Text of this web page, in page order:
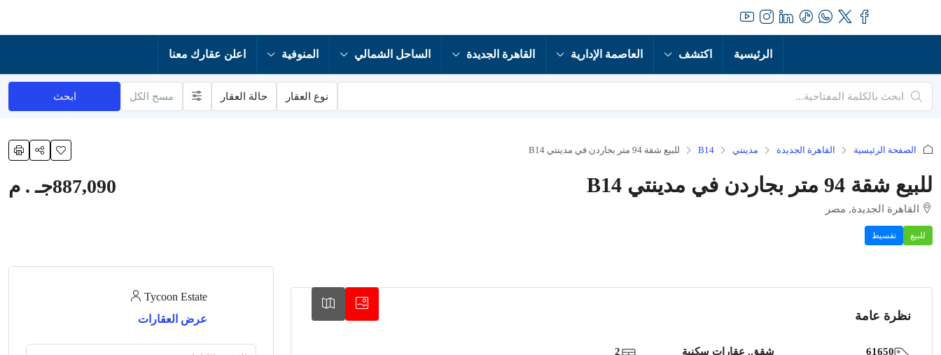
الرئيسية اكتشف العاصمة الإدارية القاهرة الجديدة الساحل الشمالي المنوفية اعلن عقارك معنا
نوع العقار حالة العقار مسح الكل ابحث
الصفحة الرئيسية القاهرة الجديدة مدينتي B14 للبيع شقة 94 متر بجاردن في مدينتي B14
للبيع شقة 94 متر بجاردن في مدينتي B14
القاهرة الجديدة, مصر
للبيع تقسيط
887,090جـ . م
نظرة عامة
61650 شقق, عقارات سكنية 2
Tycoon Estate
عرض العقارات